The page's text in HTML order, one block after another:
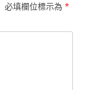
必填欄位標示為 *